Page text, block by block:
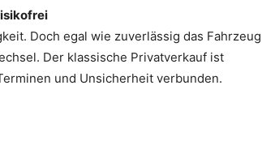
Doch egal wie zuverlässig das Fahrzeug
Der klassische Privatverkauf ist
und Unsicherheit verbunden.